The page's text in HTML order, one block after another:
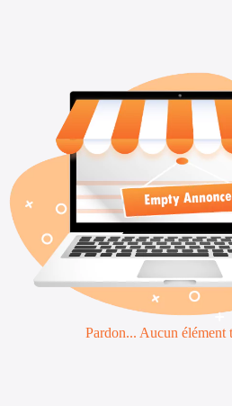
Pardon... Aucun élément